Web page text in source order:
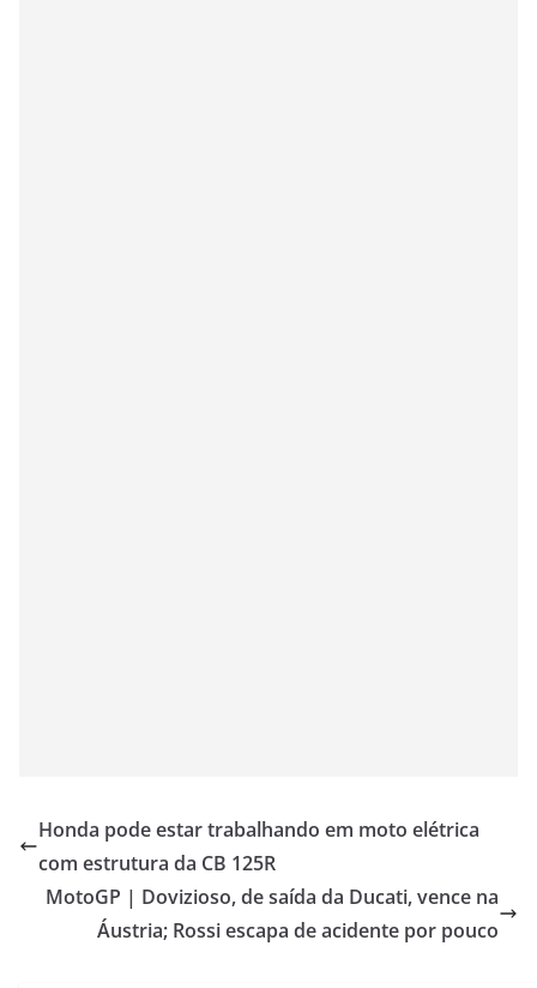
Honda pode estar trabalhando em moto elétrica
com estrutura da CB 125R
MotoGP | Dovizioso, de saída da Ducati, vence na
Áustria; Rossi escapa de acidente por pouco